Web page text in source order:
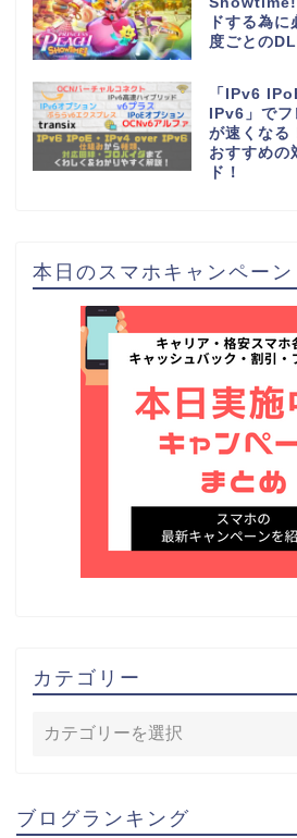
ドする為
度ごとの
「IPv6
IPv6」で
が速くなる
おすすめの
ド！
本日のスマホキャンペーン
カテゴリー
ブログランキング